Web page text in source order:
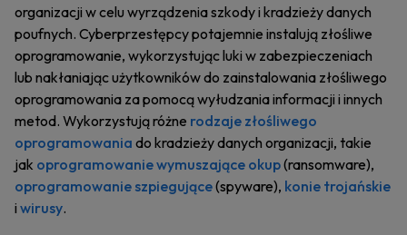
organizacji w celu wyrządzenia szkody i kradzieży danych
poufnych. Cyberprzestępcy potajemnie instalują złośliwe
oprogramowanie, wykorzystując luki w zabezpieczeniach
lub nakłaniając użytkowników do zainstalowania złośliwego
oprogramowania za pomocą wyłudzania informacji i innych
metod. Wykorzystują różne rodzaje złośliwego
oprogramowania do kradzieży danych organizacji, takie
jak oprogramowanie wymuszające okup(ransomware),
oprogramowanie szpiegujące(spyware), konie trojańskie
i wirusy.